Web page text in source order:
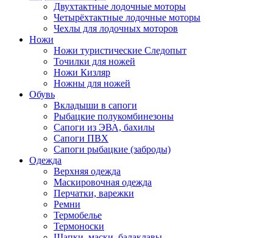
Двухтактные лодочные моторы
Четырёхтактные лодочные моторы
Чехлы для лодочных моторов
Ножи
Ножи туристические Следопыт
Точилки для ножей
Ножи Кизляр
Ножны для ножей
Обувь
Вкладыши в сапоги
Рыбацкие полукомбинезоны
Сапоги из ЭВА, бахилы
Сапоги ПВХ
Сапоги рыбацкие (заброды)
Одежда
Верхняя одежда
Маскировочная одежда
Перчатки, варежки
Ремни
Термобелье
Термоноски